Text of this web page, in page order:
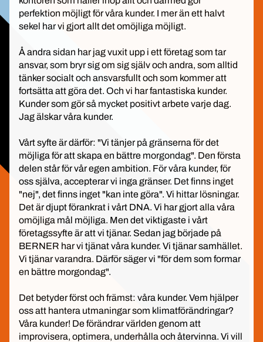
perfektion möjligt för våra kunder. I mer än ett halvt
sekel har vi gjort allt det omöjliga möjligt.
Å andra sidan har jag vuxit upp i ett företag som tar
ansvar, som bryr sig om sig själv och andra, som alltid
tänker socialt och ansvarsfullt och som kommer att
fortsätta att göra det. Och vi har fantastiska kunder.
Kunder som gör så mycket positivt arbete varje dag.
Jag älskar våra kunder.
Vårt syfte är därför: "Vi tänjer på gränserna för det
möjliga för att skapa en bättre morgondag". Den första
delen står för vår egen ambition. För våra kunder, för
oss själva, accepterar vi inga gränser. Det finns inget
"nej", det finns inget "kan inte göra". Vi hittar lösningar.
Det är djupt förankrat i vårt DNA. Vi har gjort alla våra
omöjliga mål möjliga. Men det viktigaste i vårt
företagssyfte är att vi tjänar. Sedan jag började på
BERNER har vi tjänat våra kunder. Vi tjänar samhället.
Vi tjänar varandra. Därför säger vi "för dem som formar
en bättre morgondag".
Det betyder först och främst: våra kunder. Vem hjälper
oss att hantera utmaningar som klimatförändringar?
Våra kunder! De förändrar världen genom att
improvisera, optimera, underhålla och återvinna. Vi vill